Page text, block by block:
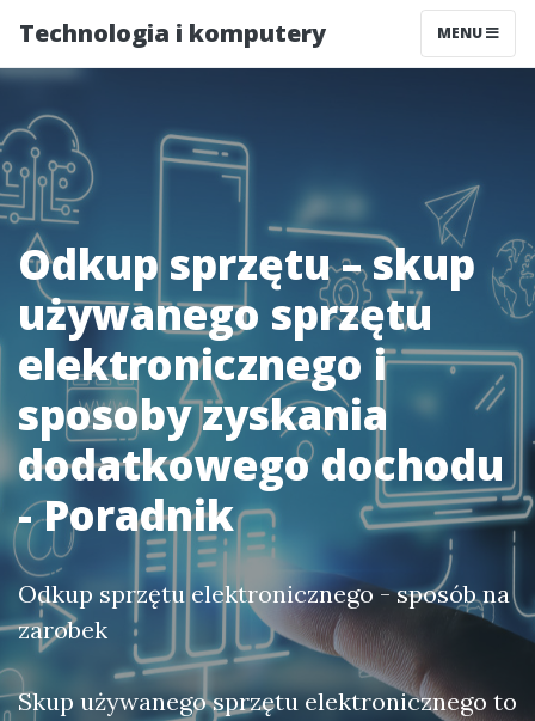
Technologia i komputery MENU
Odkup sprzętu – skup
używanego sprzętu
elektronicznego i
sposoby zyskania
dodatkowego dochodu
- Poradnik
Odkup sprzętu elektronicznego - sposób na
zarobek
Skup używanego sprzętu elektronicznego to